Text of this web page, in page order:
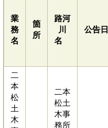
業
務
名
箇
所
路河
川
名
公告日
二
本
松
土
木
二本
松土
木事
務所